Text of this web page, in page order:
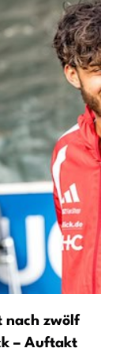
nach zwölf
– Auftakt